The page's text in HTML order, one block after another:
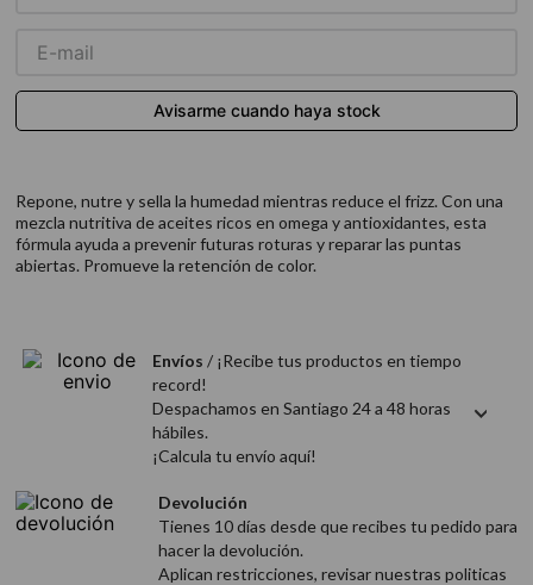
Repone, nutre y sella la humedad mientras reduce el frizz. Con una
mezcla nutritiva de aceites ricos en omega y antioxidantes, esta
fórmula ayuda a prevenir futuras roturas y reparar las puntas
abiertas. Promueve la retención de color.
Envíos / ¡Recibe tus productos en tiempo
record!
Despachamos en Santiago 24 a 48 horas
hábiles.
¡Calcula tu envío aquí!
Devolución
Tienes 10 días desde que recibes tu pedido para
hacer la devolución.
Aplican restricciones, revisar nuestras politicas
10.